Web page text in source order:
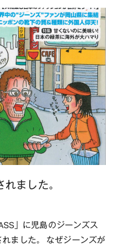
ました。
」に児島のジーンズス
ました。 なぜジーンズが